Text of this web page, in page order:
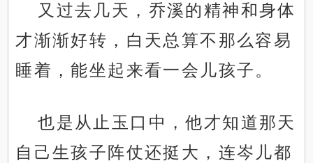
又过去几天，乔溪的精神和身体
才渐渐好转，白天总算不那么容易
睡着，能坐起来看一会儿孩子。
也是从止玉口中，他才知道那天
自己生孩子阵仗还挺大，连岑儿都